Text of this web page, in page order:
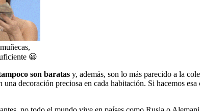
😀
son baratas y, además, son lo más parecido a la
decoración preciosa en cada habitación. Si hacemos